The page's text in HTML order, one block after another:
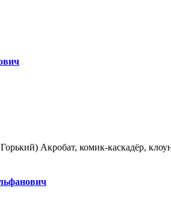
Горький) Акробат, комик-каскадёр,